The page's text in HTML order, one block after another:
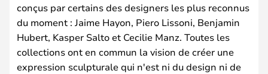
conçus par certains des designers les plus reconnus
du moment : Jaime Hayon, Piero Lissoni, Benjamin
Hubert, Kasper Salto et Cecilie Manz. Toutes les
collections ont en commun la vision de créer une
expression sculpturale qui n'est ni du design ni de